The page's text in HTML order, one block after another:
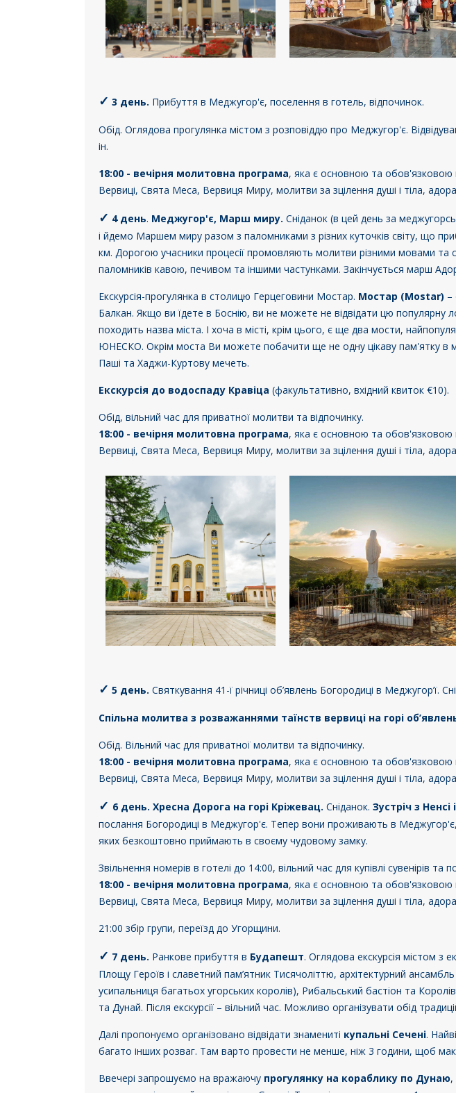
✓ 3 день. Прибуття в Меджугор'є, поселення в готель, відпочинок.
Обід. Оглядова прогулянка містом з розповіддю про Меджугор'є.
ін.
18:00 - вечірня молитовна програма, яка є основною та обов'язковою
Вервиці, Свята Меса, Вервиця Миру, молитви за зцілення душі і тіла,
✓ 4 день. Меджугор'є, Марш миру. Сніданок (в цей день за
і йдемо Маршем миру разом з паломниками з різних куточків світу, що
км. Дорогою учасники процесії промовляють молитви різними мовами та
паломників кавою, печивом та іншими частунками. Закінчується марш
Екскурсія-прогулянка в столицю Герцеговини Мостар. Мостар (Mostar) –
Балкан. Якщо ви їдете в Боснію, ви не можете не відвідати цю популярну
походить назва міста. І хоча в місті, крім цього, є ще два мости,
ЮНЕСКО. Окрім моста Ви можете побачити ще не одну цікаву пам'ятку в
Паші та Хаджи-Куртову мечеть.
Екскурсія до водоспаду Кравіца (факультативно, вхідний квиток €10).
Обід, вільний час для приватної молитви та відпочинку.
18:00 - вечірня молитовна програма, яка є основною та обов'язковою
Вервиці, Свята Меса, Вервиця Миру, молитви за зцілення душі і тіла,
✓ 5 день. Святкування 41-ї річниці об’явлень Богородиці в Меджугор’ї.
Спільна молитва з розважаннями таїнств вервиці на горі
Обід. Вільний час для приватної молитви та відпочинку.
18:00 - вечірня молитовна програма, яка є основною та обов'язковою
Вервиці, Свята Меса, Вервиця Миру, молитви за зцілення душі і тіла,
✓ 6 день. Хресна Дорога на горі Кріжевац. Сніданок. Зустріч з Ненсі
послання Богородиці в Меджугор'є. Тепер вони проживають в
яких безкоштовно приймають в своєму чудовому замку.
Звільнення номерів в готелі до 14:00, вільний час для купівлі сувенірів
18:00 - вечірня молитовна програма, яка є основною та обов'язковою
Вервиці, Свята Меса, Вервиця Миру, молитви за зцілення душі і тіла,
21:00 збір групи, переїзд до Угорщини.
✓ 7 день. Ранкове прибуття в Будапешт. Оглядова екскурсія містом з
Площу Героїв і славетний пам’ятник Тисячоліттю, архітектурний
усипальниця багатьох угорських королів), Рибальський бастіон та
та Дунай. Після екскурсії – вільний час. Можливо організувати обід
Далі пропонуємо організовано відвідати знамениті купальні Сечені.
багато інших розваг. Там варто провести не менше, ніж 3 години, щоб
Ввечері запрошуємо на вражаючу прогулянку на кораблику по Дунаю,